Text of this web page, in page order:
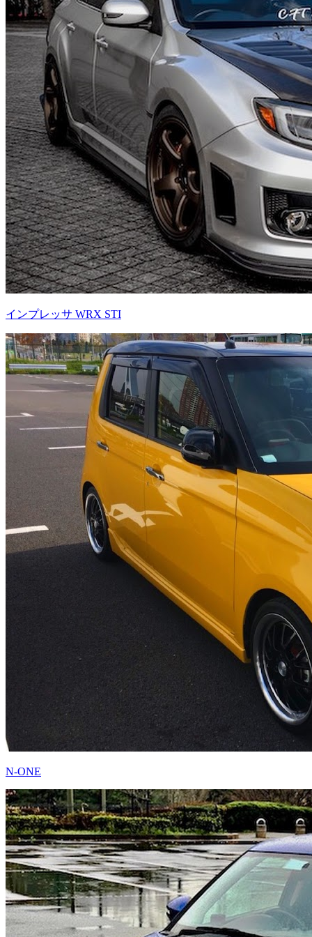
インプレッサ WRX STI
N-ONE